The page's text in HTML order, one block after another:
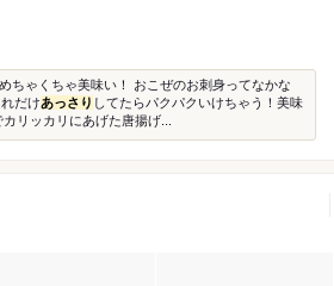
ちゃくちゃ美味い！ おこぜのお刺身ってなかな
だけあっさり してたらパクパクいけちゃう！美味
リッカリにあげた唐揚げ...